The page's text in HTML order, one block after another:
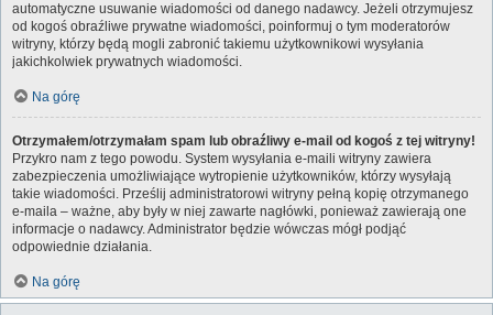
automatyczne usuwanie wiadomości od danego nadawcy. Jeżeli otrzymujesz
od kogoś obraźliwe prywatne wiadomości, poinformuj o tym moderatorów
witryny, którzy będą mogli zabronić takiemu użytkownikowi wysyłania
jakichkolwiek prywatnych wiadomości.
Na górę
Otrzymałem/otrzymałam spam lub obraźliwy e-mail od kogoś z tej witryny!
Przykro nam z tego powodu. System wysyłania e-maili witryny zawiera
zabezpieczenia umożliwiające wytropienie użytkowników, którzy wysyłają
takie wiadomości. Prześlij administratorowi witryny pełną kopię otrzymanego
e-maila – ważne, aby były w niej zawarte nagłówki, ponieważ zawierają one
informacje o nadawcy. Administrator będzie wówczas mógł podjąć
odpowiednie działania.
Na górę